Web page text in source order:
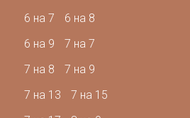
6 на 7
6 на 8
6 на 9
7 на 7
7 на 8
7 на 9
7 на 13
7 на 15